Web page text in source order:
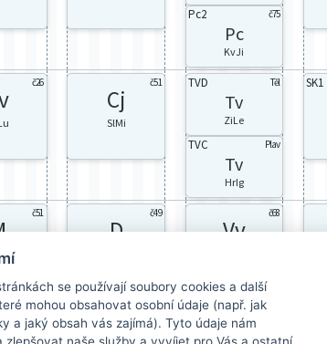
Pc2 č75
Pc
KvJi
č26 č51
Cj
SlMi
TVD Těl
Tv
ZiLe
TVC Plav
Tv
HrIg
SK1
č51 č49
D
č68
Vv
se používají soubory cookies a další
mohou obsahovat osobní údaje (např. jak
a jaký obsah vás zajímá). Tyto údaje nám